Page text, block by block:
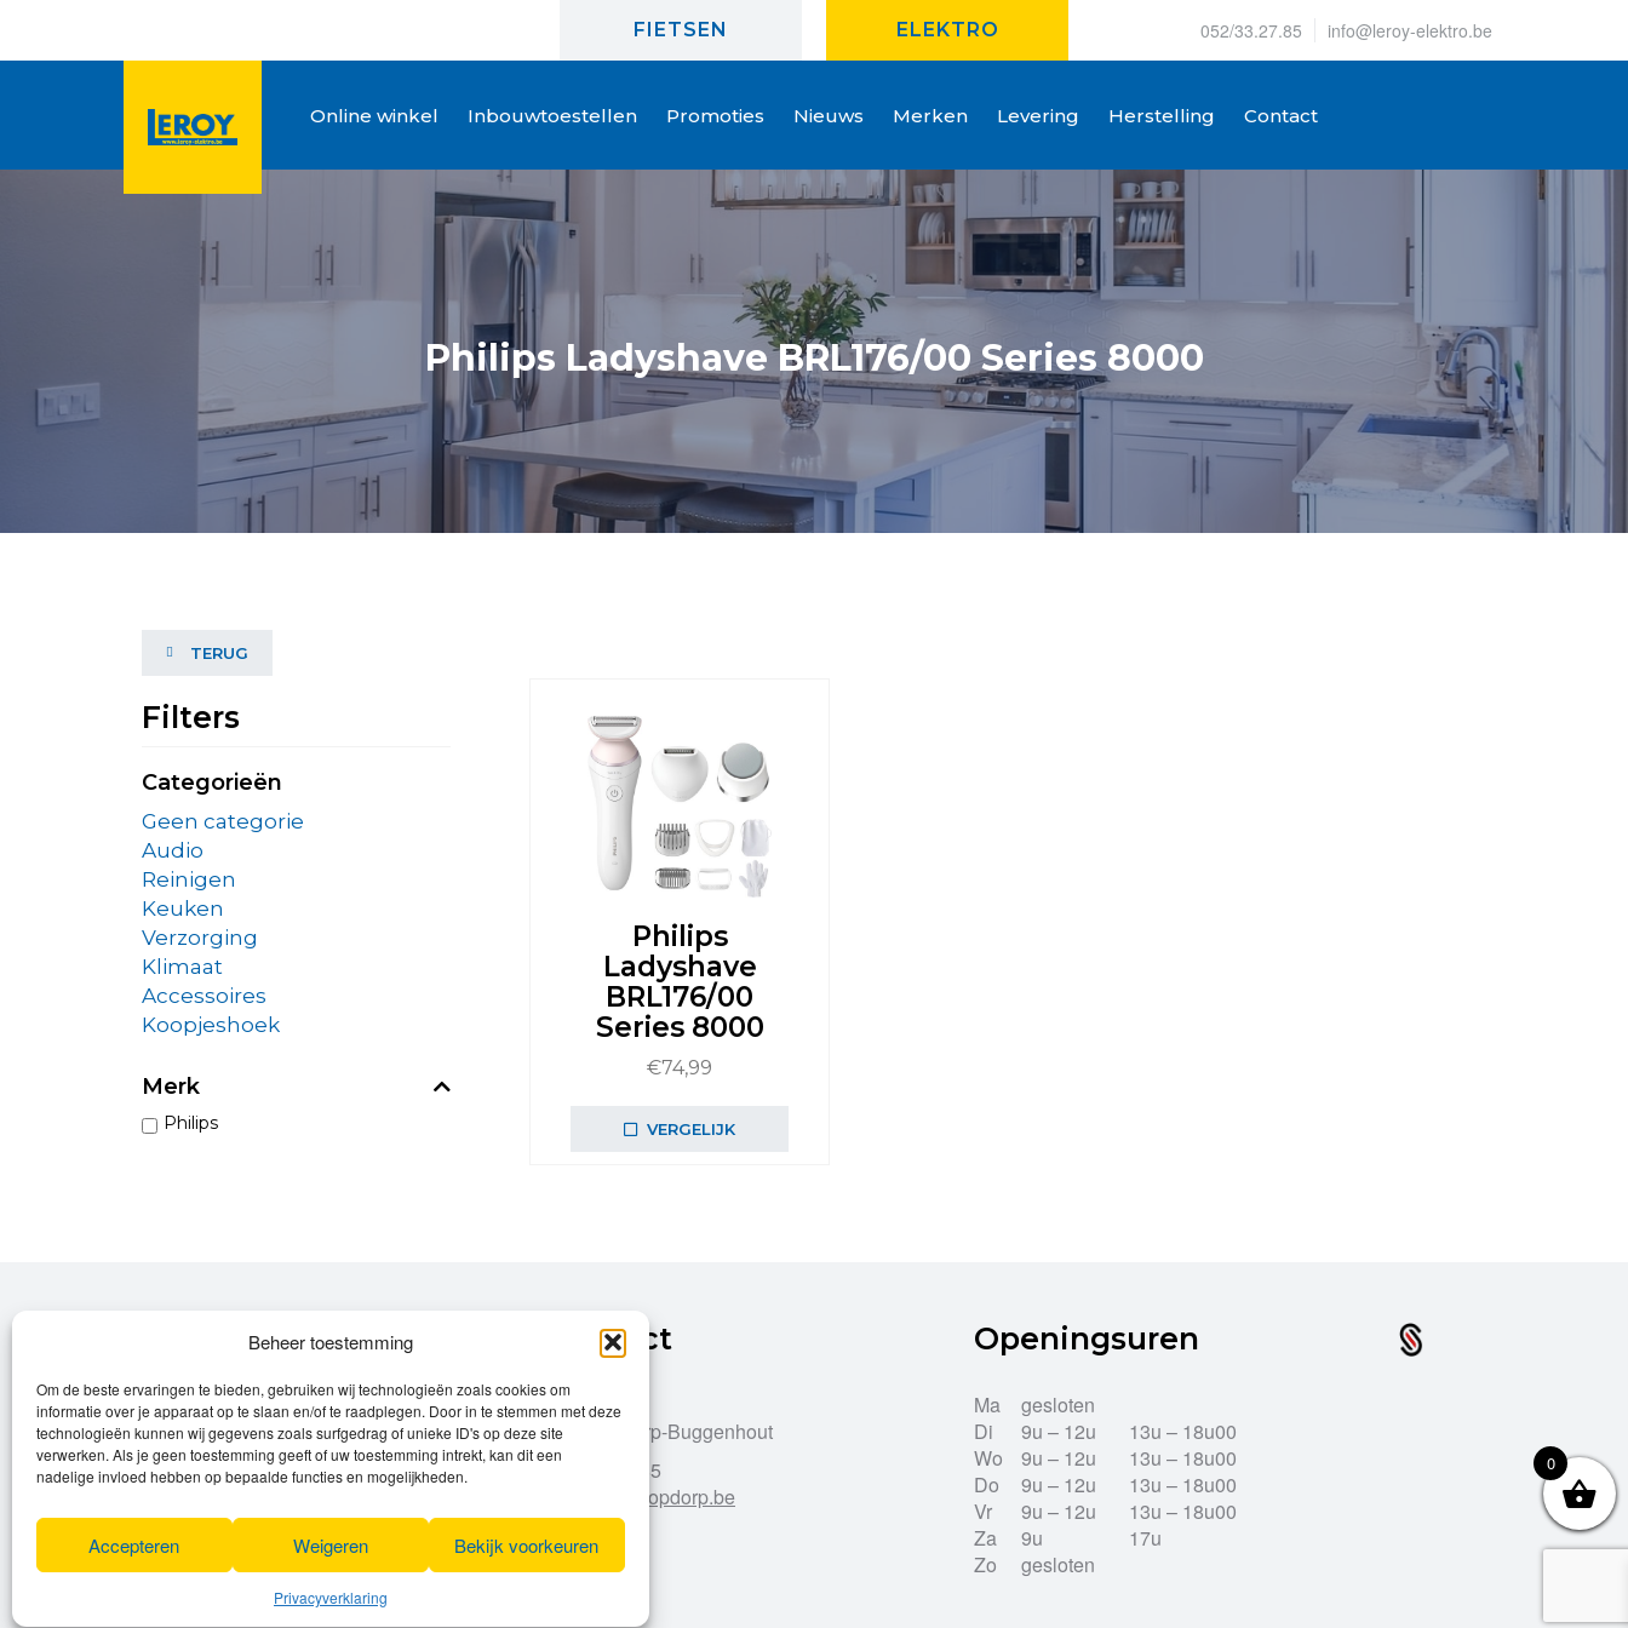
Beheer toestemming
Om de beste ervaringen te bieden, gebruiken wij technologieën zoals cookies om
informatie over je apparaat op te slaan en/of te raadplegen. Door in te stemmen met deze
technologieën kunnen wij gegevens zoals surfgedrag of unieke ID's op deze site
verwerken. Als je geen toestemming geeft of uw toestemming intrekt, kan dit een
nadelige invloed hebben op bepaalde functies en mogelijkheden.
Accepteren Weigeren Bekijk voorkeuren
Privacyverklaring
FIETSEN ELEKTRO 052/33.27.85 info@leroy-elektro.be
Online winkel Inbouwtoestellen Promoties Nieuws Merken Levering Herstelling Contact
Philips Ladyshave BRL176/00 Series 8000
TERUG
Filters
Categorieën
Geen categorie
Audio
Reinigen
Keuken
Verzorging
Klimaat
Accessoires
Koopjeshoek
Merk
Philips
Philips
Ladyshave
BRL176/00
Series 8000
€74,99
VERGELIJK
Over Leroy
Leroy verzorgt de verkoop, het onderhoud
en eventuele herstellingen van
(elektrische) fietsen en elektro toestellen.
Algemene voorwaarden
Cookies
Contact
Dries 43
9255 Opdorp-Buggenhout
052/33.27.85
info@leroy-opdorp.be
Openingsuren
Ma
gesloten
Di
9u – 12u
13u – 18u00
Wo
9u – 12u
13u – 18u00
Do
9u – 12u
13u – 18u00
Vr
9u – 12u
13u – 18u00
Za
9u
17u
Zo
gesloten
0